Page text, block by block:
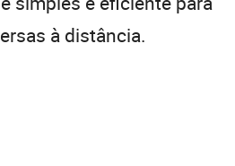
à distância.